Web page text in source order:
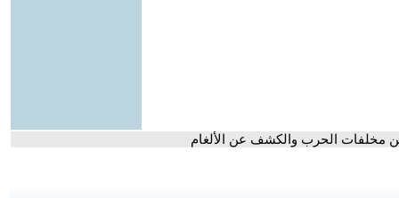
مخلفات الحرب والكشف عن الألغام